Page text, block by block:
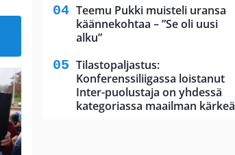
Teemu Pukki muisteli uransa
käännekohtaa – ”Se oli uusi
alku”
Tilastopaljastus:
Konferenssiliigassa loistanut
Inter-puolustaja on yhdessä
kategoriassa maailman kärkeä